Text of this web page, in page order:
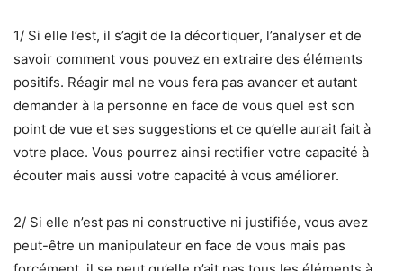
1/ Si elle l’est, il s’agit de la décortiquer, l’analyser et de
savoir comment vous pouvez en extraire des éléments
positifs. Réagir mal ne vous fera pas avancer et autant
demander à la personne en face de vous quel est son
point de vue et ses suggestions et ce qu’elle aurait fait à
votre place. Vous pourrez ainsi rectifier votre capacité à
écouter mais aussi votre capacité à vous améliorer.
2/ Si elle n’est pas ni constructive ni justifiée, vous avez
peut-être un manipulateur en face de vous mais pas